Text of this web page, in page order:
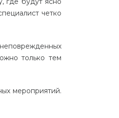
четко
только тем
мероприятий.